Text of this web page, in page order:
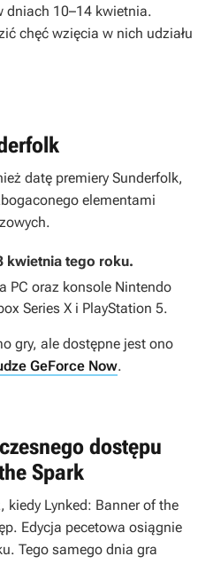
dniach 10–14 kwietnia.
chęć wzięcia w nich udziału
datę premiery Sunderfolk,
elementami
kwietnia tego roku.
PC oraz konsole Nintendo
Series X i PlayStation 5.
gry, ale dostępne jest ono
GeForce Now.
dostępu
Spark
kiedy Lynked: Banner of the
Edycja pecetowa osiągnie
Tego samego dnia gra